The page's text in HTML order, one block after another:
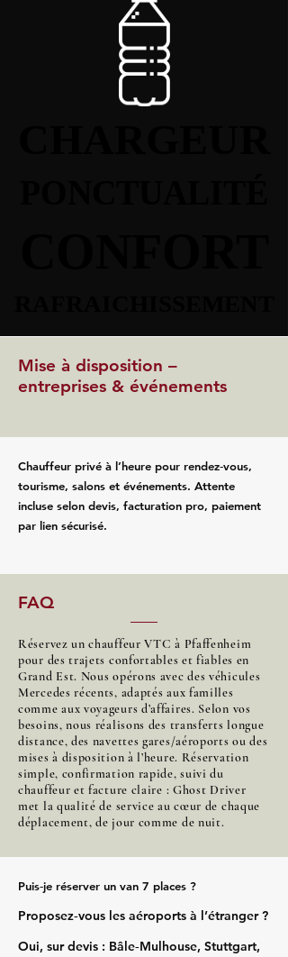
Mise à disposition –
entreprises & événements
Chauffeur privé à l’heure pour rendez‑vous,
tourisme, salons et événements. Attente
incluse selon devis, facturation pro, paiement
par lien sécurisé.
FAQ
Réservez un chauffeur VTC à Pfaffenheim
pour des trajets confortables et fiables en
Grand Est. Nous opérons avec des véhicules
Mercedes récents, adaptés aux familles
comme aux voyageurs d’affaires. Selon vos
besoins, nous réalisons des transferts longue
distance, des navettes gares/aéroports ou des
mises à disposition à l’heure. Réservation
simple, confirmation rapide, suivi du
chauffeur et facture claire : Ghost Driver
met la qualité de service au cœur de chaque
déplacement, de jour comme de nuit.
Puis‑je réserver un van 7 places ?
Proposez‑vous les aéroports à l’étranger ?
Oui, sur devis : Bâle‑Mulhouse, Stuttgart,